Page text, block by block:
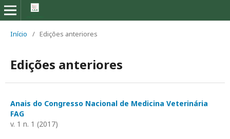
Início / Edições anteriores
Edições anteriores
Anais do Congresso Nacional de Medicina Veterinária
FAG
v. 1 n. 1 (2017)